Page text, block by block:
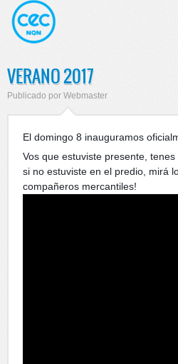
VERANO 2017
Publicado por Webmaster
El domingo 8 inauguramos
Vos que estuviste presente,
si no estuviste en el predio, mirá
compañeros mercantiles!